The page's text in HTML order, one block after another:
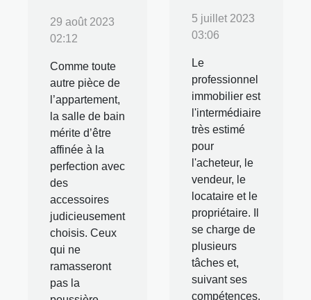
29 août 2023
02:12
Comme toute
autre pièce de
l’appartement,
la salle de bain
mérite d’être
affinée à la
perfection avec
des
accessoires
judicieusement
choisis. Ceux
qui ne
ramasseront
pas la
5 juillet 2023
03:06
Le
professionnel
immobilier est
l'intermédiaire
très estimé
pour
l'acheteur, le
vendeur, le
locataire et le
propriétaire. Il
se charge de
plusieurs
tâches et,
suivant ses
compétences,